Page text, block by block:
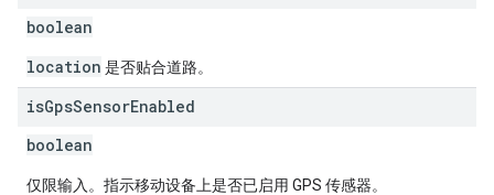
boolean
location 是否贴合道路。
isGpsSensorEnabled
boolean
仅限输入。指示移动设备上是否已启用 GPS 传感器。